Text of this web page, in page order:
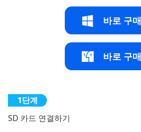
바로 구매
바로 구매
SD 카드 연결하기